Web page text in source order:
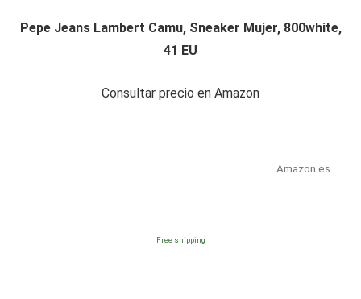
Pepe Jeans Lambert Camu, Sneaker Mujer, 800white,
41 EU
Consultar precio en Amazon
Amazon.es
Free shipping